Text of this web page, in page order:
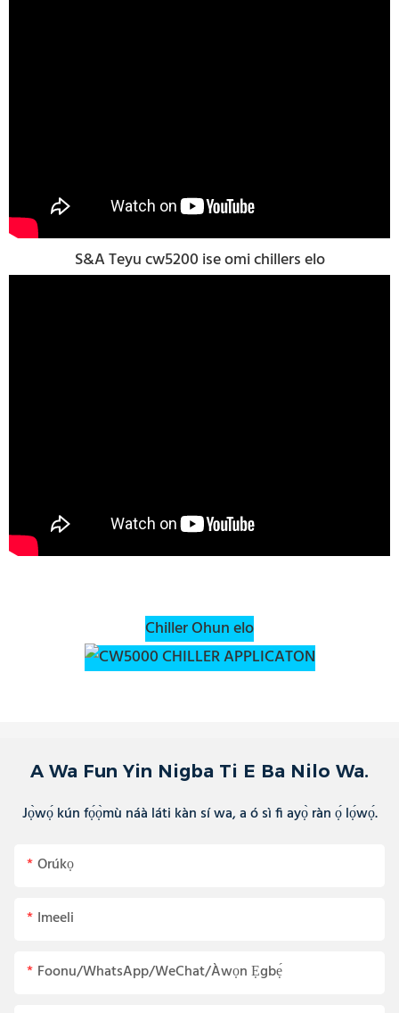
S&A Teyu cw5200 ise omi chillers elo
Chiller Ohun elo
A Wa Fun Yin Nigba Ti E Ba Nilo Wa.
Jọ̀wọ́ kún fọ́ọ̀mù náà láti kàn sí wa, a ó sì fi ayọ̀ ràn ọ́ lọ́wọ́.
Orúkọ
Imeeli
Foonu/WhatsApp/WeChat/Àwọn Ẹgbẹ́